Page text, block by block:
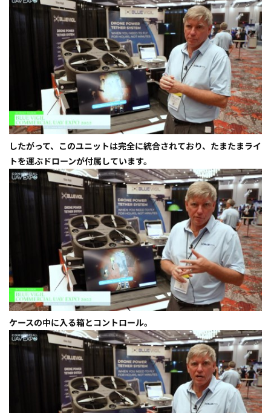
したがって、このユニットは完全に統合されており、たまたまライ
トを運ぶドローンが付属しています。
ケースの中に入る箱とコントロール。